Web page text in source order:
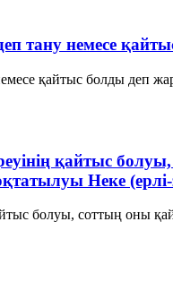
тану немесе
қайтыс болды
қайтыс
Неке
болуы, соттың оны